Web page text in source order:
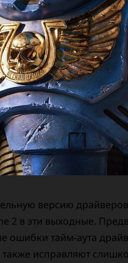
версию
2 в эти выходные.
ошибки тайм-аута
исправляют